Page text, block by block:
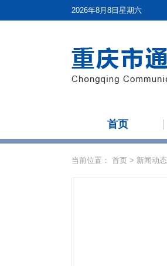
2026年8月8日星期六
首页
当前位置： 首页 > 新闻动态